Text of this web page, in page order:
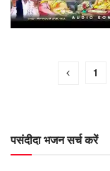
1
पसंदीदा भजन सर्च करें